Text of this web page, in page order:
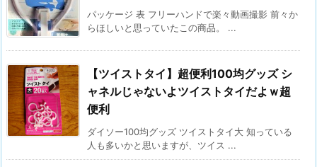
パッケージ 表 フリーハンドで楽々動画撮影 前々か
らほしいと思っていたこの商品。 ...
【ツイストタイ】超便利100均グッズ シ
ャネルじゃないよツイストタイだよｗ超
便利
ダイソー100均グッズ ツイストタイ大 知っている
人も多いかと思いますが、ツイス ...